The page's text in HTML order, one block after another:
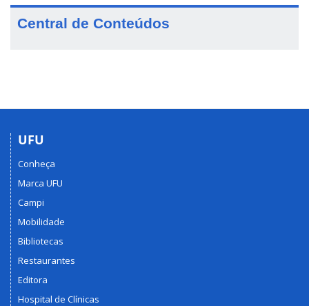
Central de Conteúdos
UFU
Conheça
Marca UFU
Campi
Mobilidade
Bibliotecas
Restaurantes
Editora
Hospital de Clínicas